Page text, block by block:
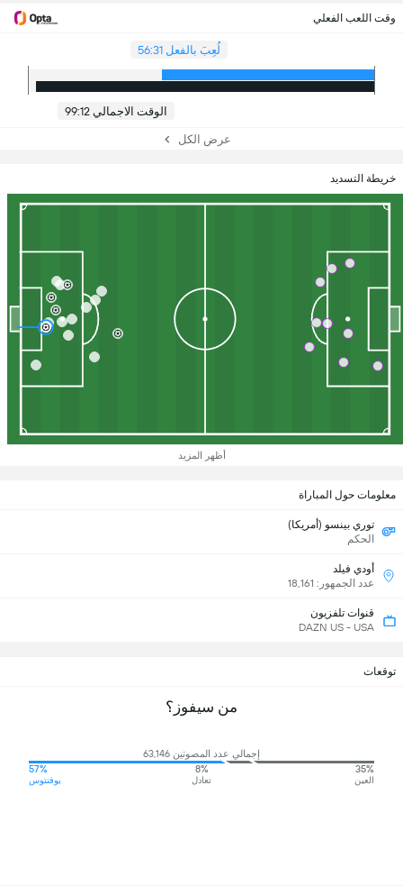
وقت اللعب الفعلي
لُعِبَ بالفعل 56:31
الوقت الاجمالي 99:12
عرض الكل
خريطة التسديد
أظهر المزيد
معلومات حول المباراة
توري بينسو (أمريكا)
الحكم
أودي فيلد
عدد الجمهور: 18,161
قنوات تلفزيون
DAZN US - USA
توقعات
من سيفوز؟
إجمالي عدد المصوتين 63,146
35%
العين
8%
تعادل
57%
يوفنتوس